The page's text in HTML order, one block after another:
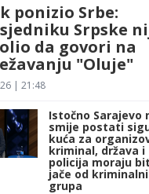
ponizio Srbe:
Srpske
da govori na
"Oluje"
| 21:48
Istočno Sarajevo
smije postati
kuća za
kriminal, država i
policija moraju
jače od
grupa